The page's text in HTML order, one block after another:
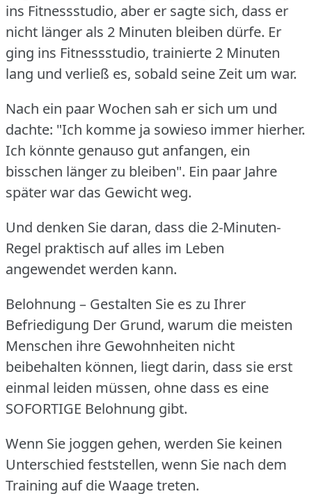
ins Fitnessstudio, aber er sagte sich, dass er
nicht länger als 2 Minuten bleiben dürfe. Er
ging ins Fitnessstudio, trainierte 2 Minuten
lang und verließ es, sobald seine Zeit um war.
Nach ein paar Wochen sah er sich um und
dachte: "Ich komme ja sowieso immer hierher.
Ich könnte genauso gut anfangen, ein
bisschen länger zu bleiben". Ein paar Jahre
später war das Gewicht weg.
Und denken Sie daran, dass die 2-Minuten-
Regel praktisch auf alles im Leben
angewendet werden kann.
Belohnung – Gestalten Sie es zu Ihrer
Befriedigung Der Grund, warum die meisten
Menschen ihre Gewohnheiten nicht
beibehalten können, liegt darin, dass sie erst
einmal leiden müssen, ohne dass es eine
SOFORTIGE Belohnung gibt.
Wenn Sie joggen gehen, werden Sie keinen
Unterschied feststellen, wenn Sie nach dem
Training auf die Waage treten.